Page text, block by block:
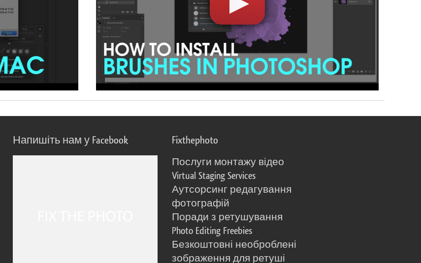
Напишіть нам у Facebook Fixthephoto
Послуги монтажу відео
Virtual Staging Services
Аутсорсинг редагування
фотографій
Поради з ретушування
Photo Editing Freebies
Безкоштовні необроблені
зображення для ретуші